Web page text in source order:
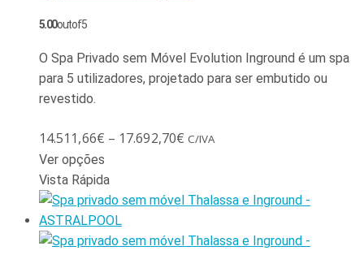
5.00out of 5
O Spa Privado sem Móvel Evolution Inground é um spa
para 5 utilizadores, projetado para ser embutido ou
revestido.
14.511,66€ – 17.692,70€ C/IVA
Ver opções
Vista Rápida